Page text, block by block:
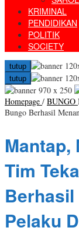
KRIMINAL
PENDIDIKAN
POLITIK
SOCIETY
tutup
tutup
Homepage / BUNGO
Bungo Berhasil
Mantap,
Tim
Pelaku